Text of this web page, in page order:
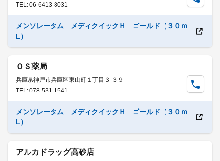
TEL: 06-6413-8031
メンソレータム メディクイックＨ ゴールド（３０ｍ
L）
ＯＳ薬局
兵庫県神戸市兵庫区東山町１丁目３-３９
TEL: 078-531-1541
メンソレータム メディクイックＨ ゴールド（３０ｍ
L）
アルカドラッグ高砂店